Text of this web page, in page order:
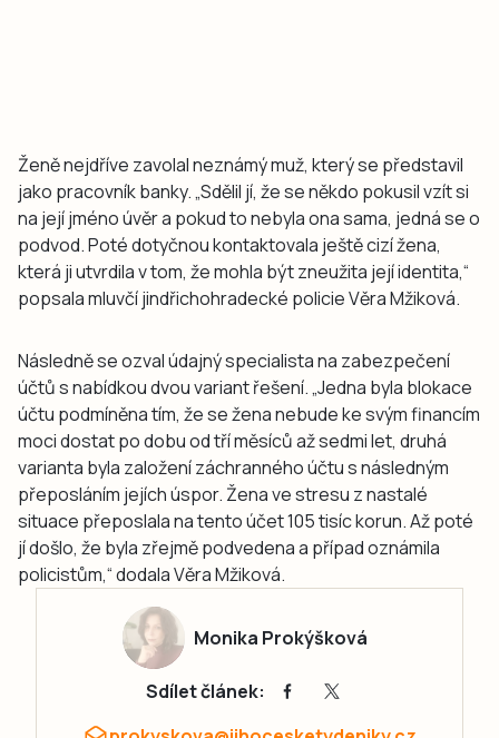
Ženě nejdříve zavolal neznámý muž, který se představil
jako pracovník banky. „Sdělil jí, že se někdo pokusil vzít si
na její jméno úvěr a pokud to nebyla ona sama, jedná se o
podvod. Poté dotyčnou kontaktovala ještě cizí žena,
která ji utvrdila v tom, že mohla být zneužita její identita,“
popsala mluvčí jindřichohradecké policie Věra Mžiková.
Následně se ozval údajný specialista na zabezpečení
účtů s nabídkou dvou variant řešení. „Jedna byla blokace
účtu podmíněna tím, že se žena nebude ke svým financím
moci dostat po dobu od tří měsíců až sedmi let, druhá
varianta byla založení záchranného účtu s následným
přeposláním jejích úspor. Žena ve stresu z nastalé
situace přeposlala na tento účet 105 tisíc korun. Až poté
jí došlo, že byla zřejmě podvedena a případ oznámila
policistům,“ dodala Věra Mžiková.
Monika Prokýšková
Sdílet článek: